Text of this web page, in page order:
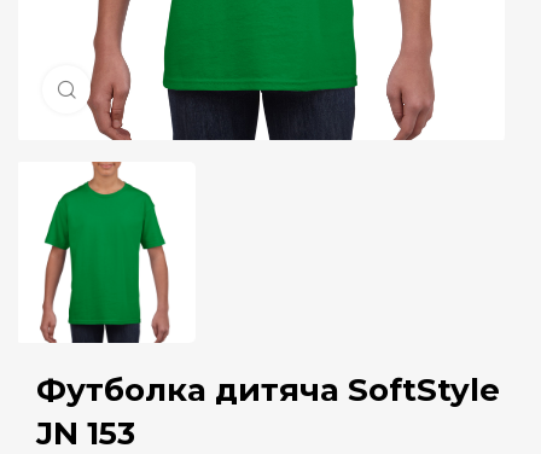
Натисніть, щоб збільшити
Футболка дитяча SoftStyle
JN 153